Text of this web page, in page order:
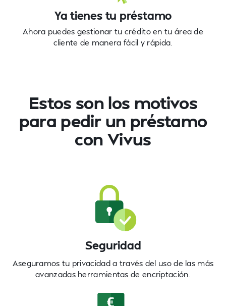
Ya tienes tu préstamo
Ahora puedes gestionar tu crédito en tu área de
cliente de manera fácil y rápida.
Estos son los motivos
para pedir un préstamo
con Vivus
Seguridad
Aseguramos tu privacidad a través del uso de las más
avanzadas herramientas de encriptación.